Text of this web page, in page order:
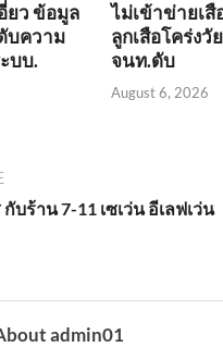
ยว ข้อมูล
บความ
บบ.
ไม่เข้าข่าย​เ
ลูกเสือโคร่งวั
จนท.ดับ
August 6, 2026
ร้าน 7-11 เซเว่น อีเลฟเว่น
admin01